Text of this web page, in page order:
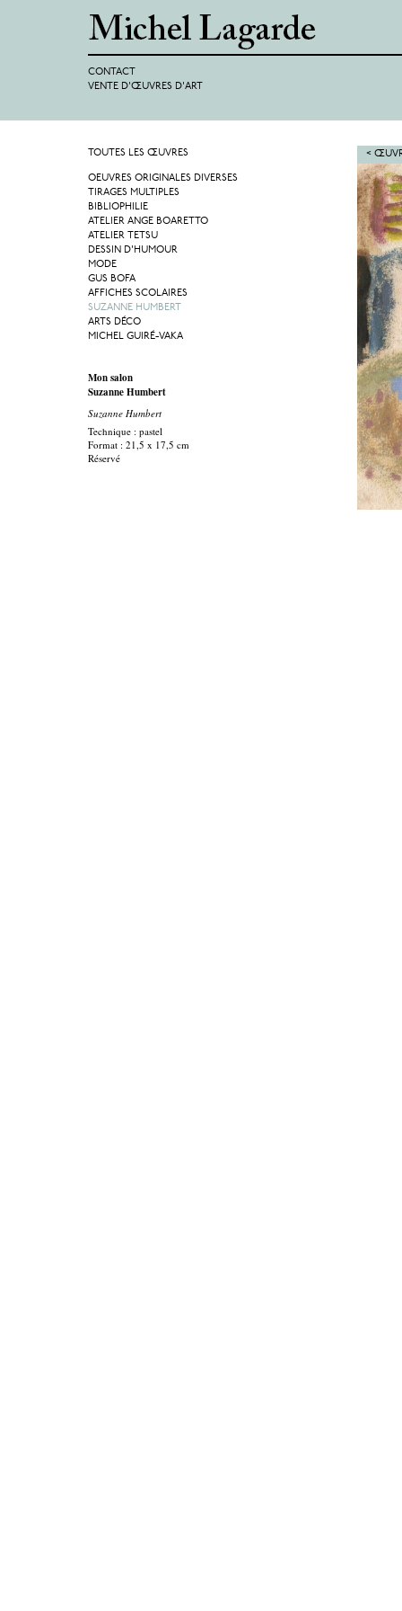
CONTACT
VENTE D'ŒUVRES D'ART
<
TOUTES LES ŒUVRES
OEUVRES ORIGINALES DIVERSES
TIRAGES MULTIPLES
BIBLIOPHILIE
ATELIER ANGE BOARETTO
ATELIER TETSU
DESSIN D'HUMOUR
MODE
GUS BOFA
AFFICHES SCOLAIRES
SUZANNE HUMBERT
ARTS DÉCO
MICHEL GUIRÉ-VAKA
Mon salon
Suzanne Humbert
Suzanne Humbert
Technique : pastel
Format : 21,5 x 17,5 cm
Réservé